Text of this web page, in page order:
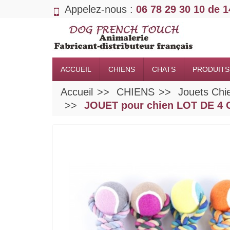
Appelez-nous : 06 78 29 30 10 de
ACCUEIL CHIENS CHATS
Accueil CHIENS
Jouets
JOUET pour chien LOT DE 4